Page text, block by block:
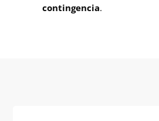
contingencia.